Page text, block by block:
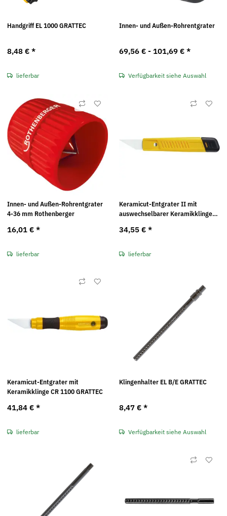
Handgriff EL 1000 GRATTEC
8,48 € *
lieferbar
Innen- und Außen-Rohrentgrater
69,56 € - 101,69 € *
Verfügbarkeit siehe Auswahl
Innen- und Außen-Rohrentgrater
4-36 mm Rothenberger
16,01 € *
lieferbar
Keramicut-Entgrater II mit
auswechselbarer Keramikklinge
34,55 € *
lieferbar
Keramicut-Entgrater mit
Keramikklinge CR 1100 GRATTEC
41,84 € *
lieferbar
Klingenhalter EL B/E GRATTEC
8,47 € *
Verfügbarkeit siehe Auswahl